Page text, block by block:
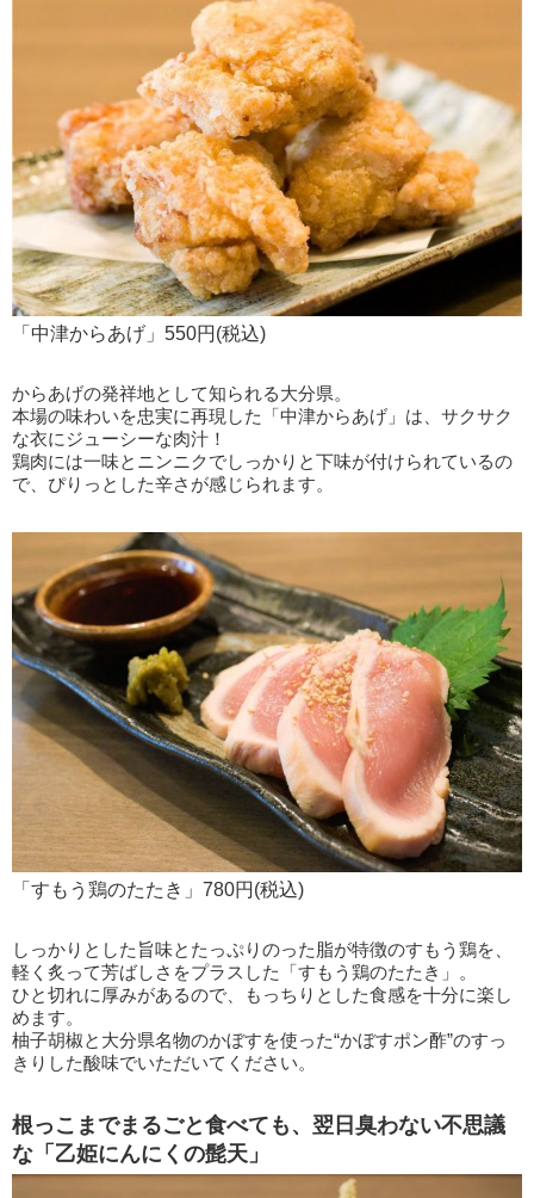
「中津からあげ」550円(税込)
からあげの発祥地として知られる大分県。
本場の味わいを忠実に再現した「中津からあげ」は、サクサク
な衣にジューシーな肉汁！
鶏肉には一味とニンニクでしっかりと下味が付けられているの
で、ぴりっとした辛さが感じられます。
「すもう鶏のたたき」780円(税込)
しっかりとした旨味とたっぷりのった脂が特徴のすもう鶏を、
軽く炙って芳ばしさをプラスした「すもう鶏のたたき」。
ひと切れに厚みがあるので、もっちりとした食感を十分に楽し
めます。
柚子胡椒と大分県名物のかぼすを使った“かぼすポン酢”のすっ
きりした酸味でいただいてください。
根っこまでまるごと食べても、翌日臭わない不思議
な「乙姫にんにくの髭天」